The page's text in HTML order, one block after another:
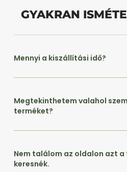
GYAKRAN
Mennyi a kiszállítási idő?
Megtekinthetem valahol
terméket?
Nem találom az oldalon azt
keresnék.